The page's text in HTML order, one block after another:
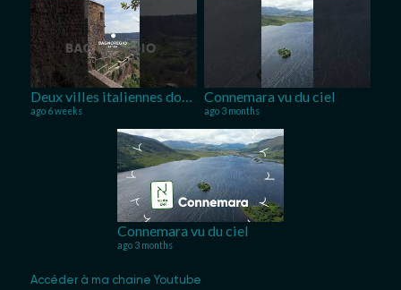
ago 6 weeks
Connemara vu du ciel
ago 3 months
Connemara vu du ciel
ago 3 months
Accéder à ma chaine Youtube